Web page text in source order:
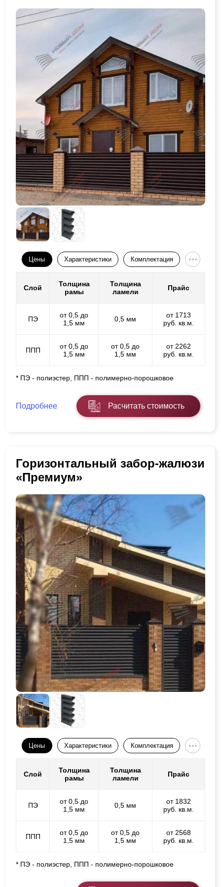
Цены Характеристики Комплектация
Слой
Толщина
рамы
Толщина
ламели
Прайс
ПЭ
от 0,5 до
1,5 мм
0,5 мм
от 1713
руб. кв.м.
ППП
от 0,5 до
1,5 мм
от 0,5 до
1,5 мм
от 2262
руб. кв.м.
* ПЭ - полиэстер, ППП - полимерно-порошковое
Подробнее Расчитать стоимость
Горизонтальный забор-жалюзи
«Премиум»
Цены Характеристики Комплектация
Слой
Толщина
рамы
Толщина
ламели
Прайс
ПЭ
от 0,5 до
1,5 мм
0,5 мм
от 1832
руб. кв.м.
ППП
от 0,5 до
1,5 мм
от 0,5 до
1,5 мм
от 2568
руб. кв.м.
* ПЭ - полиэстер, ППП - полимерно-порошковое